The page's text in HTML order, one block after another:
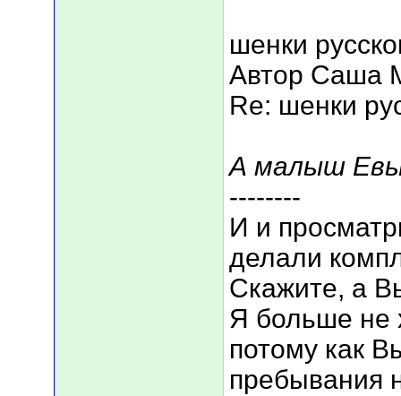
шенки
Автор Саша
Re: шенки
А малыш
--------
И и
делали
Скажите, а
Я больше не
потому как
пребывания